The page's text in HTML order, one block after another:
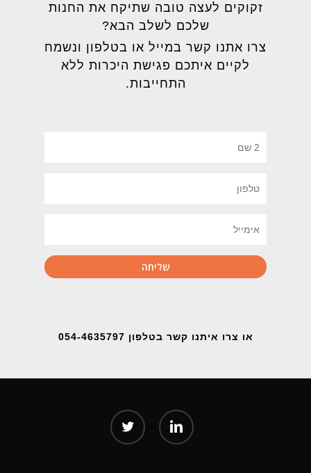
זקוקים לעצה טובה שתיקח את החנות
שלכם לשלב הבא?
צרו אתנו קשר במייל או בטלפון ונשמח
לקיים איתכם פגישת היכרות ללא
התחייבות.
או צרו איתנו קשר בטלפון 054-4635797
twitter linkedin